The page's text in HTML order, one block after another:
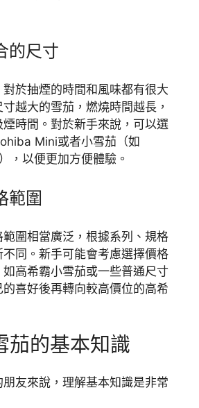
的尺寸
於抽煙的時間和風味都有很大
越大的雪茄，燃燒時間越長，
時間。對於新手來說，可以選
Mini或者小雪茄（如
，以便更加方便體驗。
範圍
圍相當廣泛，根據系列、規格
同。新手可能會考慮選擇價格
高希霸小雪茄或一些普通尺寸
喜好後再轉向較高價位的高希
茄的基本知識
友來說，理解基本知識是非常